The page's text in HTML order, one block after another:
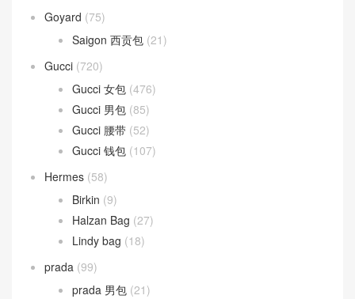
Goyard (75)
Saigon 西贡包 (21)
Gucci (720)
Gucci 女包 (476)
Gucci 男包 (85)
Gucci 腰带 (52)
Gucci 钱包 (107)
Hermes (58)
Birkin (9)
Halzan Bag (27)
Lindy bag (18)
prada (99)
prada 男包 (21)